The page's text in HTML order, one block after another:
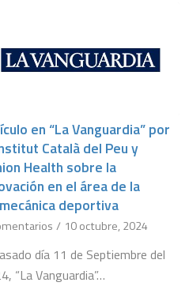
en “La Vanguardia” por
Català del Peu y
Health sobre la
en el área de la
deportiva
/ 10 octubre, 2024
día 11 de Septiembre del
“La Vanguardia”…